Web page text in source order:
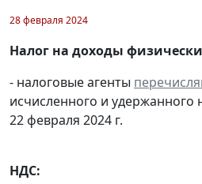
28 февраля 2024
Налог на доходы
- налоговые агенты
исчисленного и удержанного
22 февраля 2024 г.
НДС: